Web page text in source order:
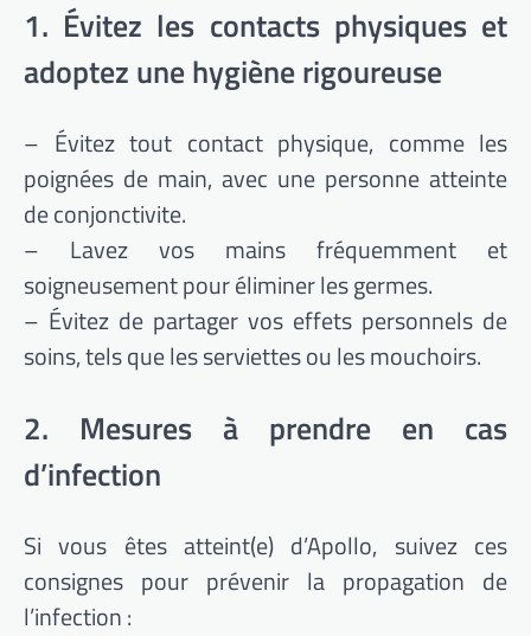
1. Évitez les contacts physiques et
adoptez une hygiène rigoureuse
– Évitez tout contact physique, comme les
poignées de main, avec une personne atteinte
de conjonctivite.
– Lavez vos mains fréquemment et
soigneusement pour éliminer les germes.
– Évitez de partager vos effets personnels de
soins, tels que les serviettes ou les mouchoirs.
2. Mesures à prendre en cas
d’infection
Si vous êtes atteint(e) d’Apollo, suivez ces
consignes pour prévenir la propagation de
l’infection :